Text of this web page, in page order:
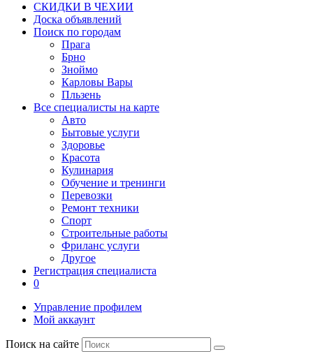
СКИДКИ В ЧЕХИИ
Доска объявлений
Поиск по городам
Прага
Брно
Зноймо
Карловы Вары
Пльзень
Все специалисты на карте
Авто
Бытовые услуги
Здоровье
Красота
Кулинария
Обучение и тренинги
Перевозки
Ремонт техники
Спорт
Строительные работы
Фриланс услуги
Другое
Регистрация специалиста
0
Управление профилем
Мой аккаунт
Поиск на сайте